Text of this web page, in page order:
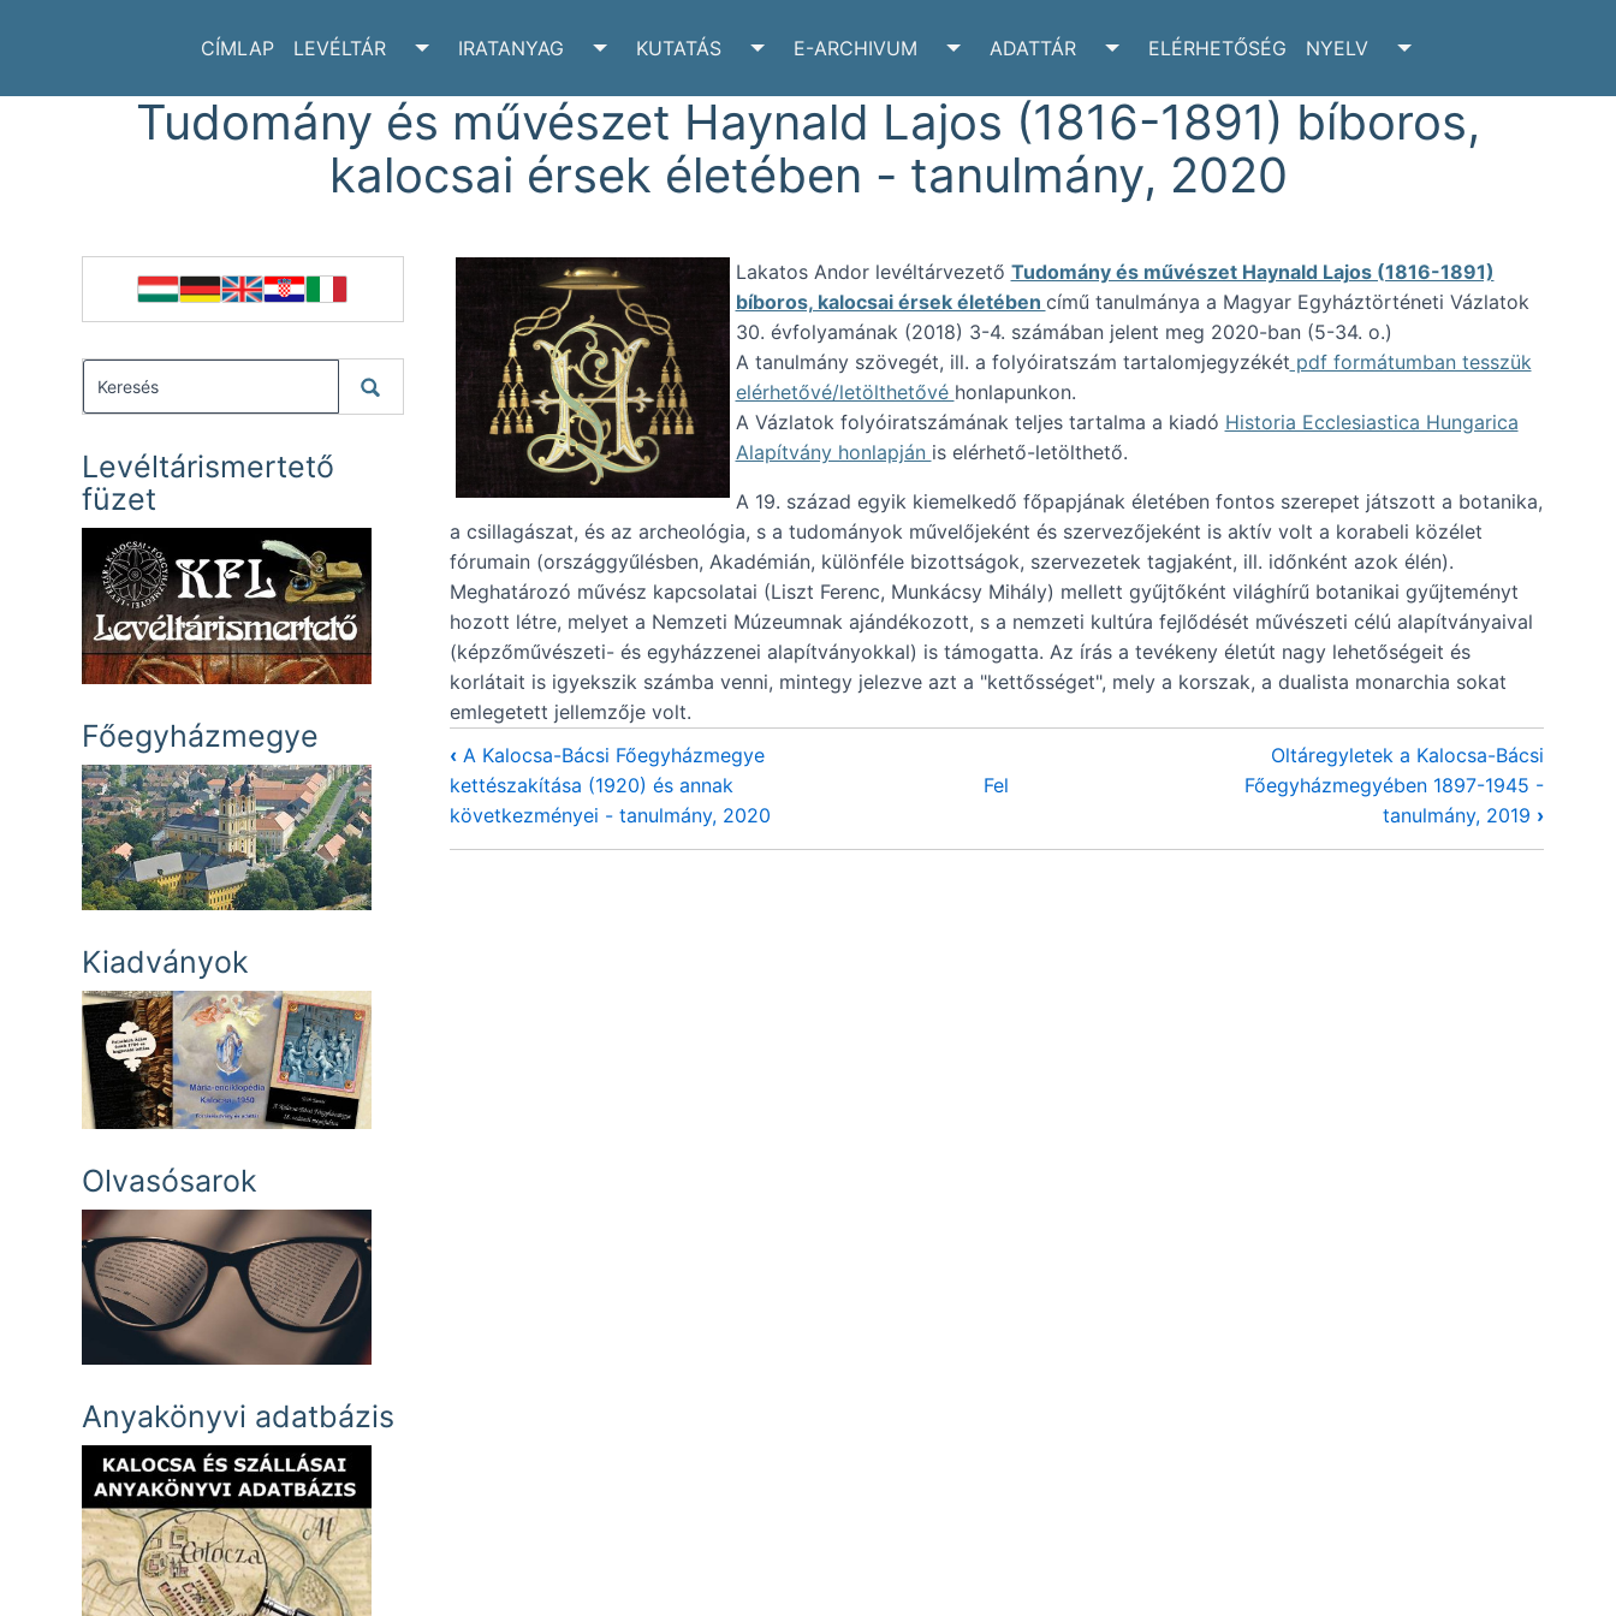
CÍMLAP LEVÉLTÁR
TOGGLE LEVÉLTÁR SUBMENU
IRATANYAG
TOGGLE IRATANYAG SUBMENU
KUTATÁS
TOGGLE KUTATÁS SUBMENU
E-ARCHIVUM
TOGGLE E-ARCHIVUM SUBMENU
ADATTÁR
TOGGLE ADATTÁR SUBMENU
ELÉRHETŐSÉG NYELV
Tudomány és művészet Haynald Lajos (1816-1891) bíboros,
kalocsai érsek életében - tanulmány, 2020
Levéltárismertető
füzet
Főegyházmegye
Kiadványok
Olvasósarok
Anyakönyvi adatbázis
Lakatos Andor levéltárvezető Tudomány és művészet Haynald Lajos (1816-1891)
bíboros, kalocsai érsek életében című tanulmánya a Magyar Egyháztörténeti Vázlatok
30. évfolyamának (2018) 3-4. számában jelent meg 2020-ban (5-34. o.)
A tanulmány szövegét, ill. a folyóiratszám tartalomjegyzékét pdf formátumban tesszük
elérhetővé/letölthetővé honlapunkon.
A Vázlatok folyóiratszámának teljes tartalma a kiadó Historia Ecclesiastica Hungarica
Alapítvány honlapján is elérhető-letölthető.
A 19. század egyik kiemelkedő főpapjának életében fontos szerepet játszott a botanika,
a csillagászat, és az archeológia, s a tudományok művelőjeként és szervezőjeként is aktív volt a korabeli közélet
fórumain (országgyűlésben, Akadémián, különféle bizottságok, szervezetek tagjaként, ill. időnként azok élén).
Meghatározó művész kapcsolatai (Liszt Ferenc, Munkácsy Mihály) mellett gyűjtőként világhírű botanikai gyűjteményt
hozott létre, melyet a Nemzeti Múzeumnak ajándékozott, s a nemzeti kultúra fejlődését művészeti célú alapítványaival
(képzőművészeti- és egyházzenei alapítványokkal) is támogatta. Az írás a tevékeny életút nagy lehetőségeit és
korlátait is igyekszik számba venni, mintegy jelezve azt a "kettősséget", mely a korszak, a dualista monarchia sokat
emlegetett jellemzője volt.
‹A Kalocsa-Bácsi Főegyházmegye
kettészakítása (1920) és annak
következményei - tanulmány, 2020
Fel
Oltáregyletek a Kalocsa-Bácsi
Főegyházmegyében 1897-1945 -
tanulmány, 2019 ›